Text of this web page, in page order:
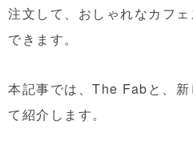
注文して、おしゃれなカフ
できます。
本記事では、The Fabと、
て紹介します。